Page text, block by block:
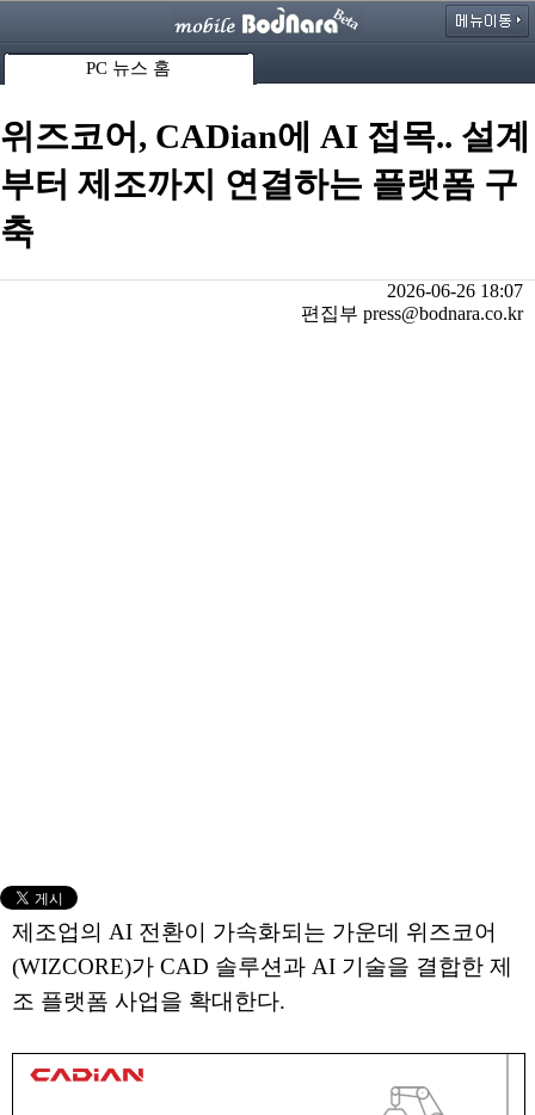
PC 뉴스 홈
위즈코어, CADian에 AI 접목.. 설계
부터 제조까지 연결하는 플랫폼 구
축
2026-06-26 18:07
편집부 press@bodnara.co.kr
제조업의 AI 전환이 가속화되는 가운데 위즈코어
(WIZCORE)가 CAD 솔루션과 AI 기술을 결합한 제
조 플랫폼 사업을 확대한다.